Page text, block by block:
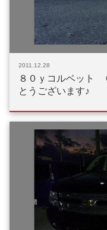
2011.12.28
８０ｙコルベット
とうございます♪